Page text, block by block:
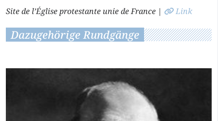
Site de l’Église protestante unie de France | Link
Dazugehörige Rundgänge